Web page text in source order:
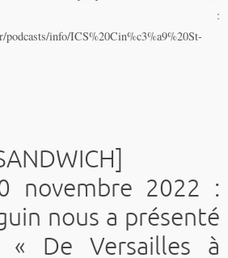
:
podcasts/info/ICS%20Cin%c3%a9%20St-
novembre 2022 :
nous a présenté
« De Versailles à